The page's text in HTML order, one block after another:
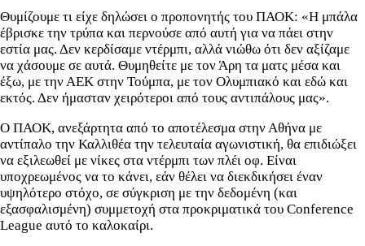
Θυμίζουμε τι είχε δηλώσει ο προπονητής του ΠΑΟΚ: «Η μπάλα
έβρισκε την τρύπα και περνούσε από αυτή για να πάει στην
εστία μας. Δεν κερδίσαμε ντέρμπι, αλλά νιώθω ότι δεν αξίζαμε
να χάσουμε σε αυτά. Θυμηθείτε με τον Άρη τα ματς μέσα και
έξω, με την ΑΕΚ στην Τούμπα, με τον Ολυμπιακό και εδώ και
εκτός. Δεν ήμασταν χειρότεροι από τους αντιπάλους μας».
Ο ΠΑΟΚ, ανεξάρτητα από το αποτέλεσμα στην Αθήνα με
αντίπαλο την Καλλιθέα την τελευταία αγωνιστική, θα επιδιώξει
να εξιλεωθεί με νίκες στα ντέρμπι των πλέι οφ. Είναι
υποχρεωμένος να το κάνει, εάν θέλει να διεκδικήσει έναν
υψηλότερο στόχο, σε σύγκριση με την δεδομένη (και
εξασφαλισμένη) συμμετοχή στα προκριματικά του Conference
League αυτό το καλοκαίρι.